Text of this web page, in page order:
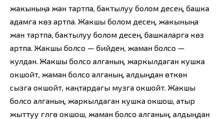
жакыныңа жан тартпа, бактылуу болом десең, башка
адамга көз артпа. Жакшы болом десең, жакыныңа
жан тартпа, бактылуу болом десең, башкаларга көз
артпа. Жакшы болсо — бийден, жаман болсо —
кулдан. Жакшы болсо алганың, жаркылдаган кушка
окшойт, жаман болсо алганың, алдыңдан өткөн
сызга окшойт, каңтардагы музга окшойт. Жакшы
болсо алганың, жаркылдаган кушка окшош, атыр
жыттуу гүлгө окшош, жаман болсо алганың, алдыңдан